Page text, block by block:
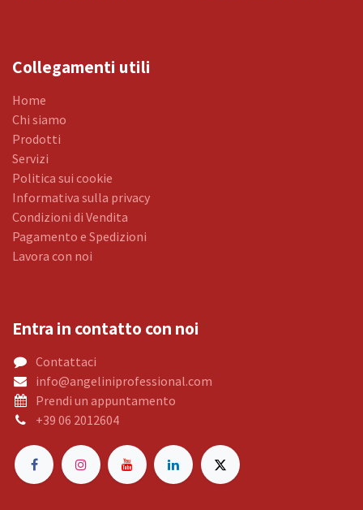
Collegamenti utili
Home
Chi siamo
Prodotti
Servizi
Politica sui cookie
Informativa sulla privacy
Condizioni di Vendita
Pagamento e Spedizioni
Lavora con noi
Entra in contatto con noi
Contattaci
info@angeliniprofessional.com
Prendi un appuntamento
+39 06 2012604